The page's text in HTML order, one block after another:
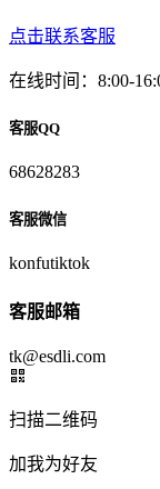
点击联系客服
在线时间：8:00-
客服QQ
68628283
客服微信
konfutiktok
客服邮箱
tk@esdli.com
扫描二维码
加我为好友